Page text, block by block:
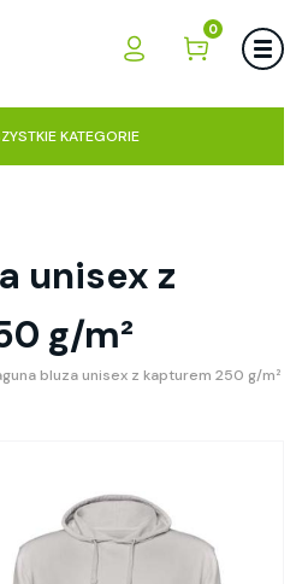
0
KATEGORIE
unisex z
g/m²
bluza unisex z kapturem 250 g/m²